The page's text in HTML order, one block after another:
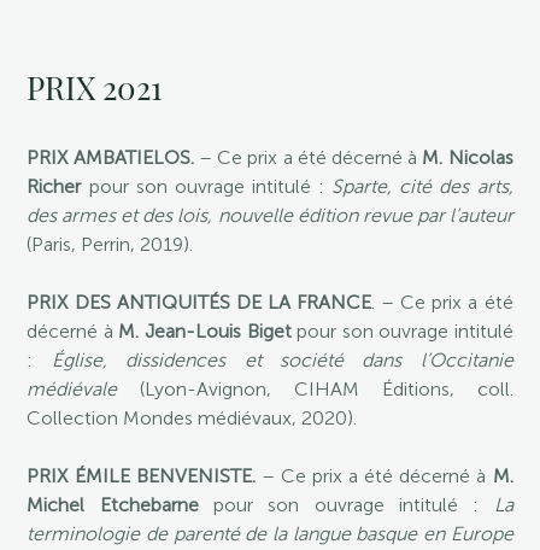
PRIX 2021
PRIX AMBATIELOS.– Ce prix a été décerné à M. Nicolas
Richerpour son ouvrage intitulé : Sparte, cité des arts,
des armes et des lois, nouvelle édition revue par l’auteur
(Paris, Perrin, 2019).
PRIX DES ANTIQUITÉS DE LA FRANCE. – Ce prix a été
décerné à M. Jean-Louis Bigetpour son ouvrage intitulé
: Église, dissidences et société dans l’Occitanie
médiévale(Lyon-Avignon, CIHAM Éditions, coll.
Collection Mondes médiévaux, 2020).
PRIX ÉMILE BENVENISTE.– Ce prix a été décerné à M.
Michel Etchebarnepour son ouvrage intitulé : La
terminologie de parenté de la langue basque en Europe